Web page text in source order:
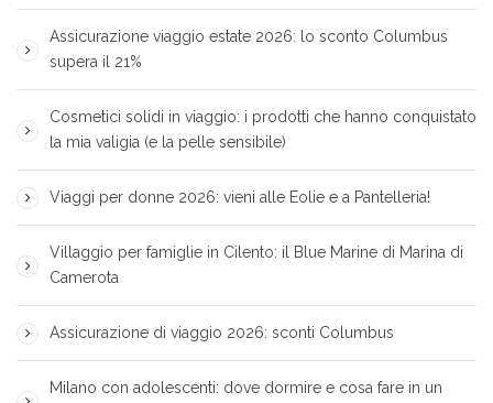
Assicurazione viaggio estate 2026: lo sconto Columbus
supera il 21%
Cosmetici solidi in viaggio: i prodotti che hanno conquistato
la mia valigia (e la pelle sensibile)
Viaggi per donne 2026: vieni alle Eolie e a Pantelleria!
Villaggio per famiglie in Cilento: il Blue Marine di Marina di
Camerota
Assicurazione di viaggio 2026: sconti Columbus
Milano con adolescenti: dove dormire e cosa fare in un